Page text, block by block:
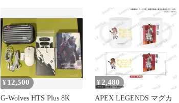
¥ 12,500
G-Wolves HTS Plus 8K
¥ 2,480
APEX LEGENDS マグカ